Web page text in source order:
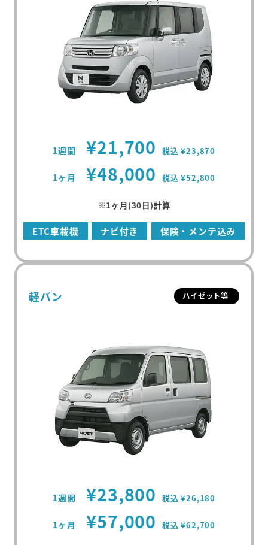
1週間 ¥21,700 税込 ¥23,870
1ヶ月 ¥48,000 税込 ¥52,800
※1ヶ月(30日)計算
ETC車載機 ナビ付き 保険・メンテ込み
軽バン ハイゼット等
1週間 ¥23,800 税込 ¥26,180
1ヶ月 ¥57,000 税込 ¥62,700